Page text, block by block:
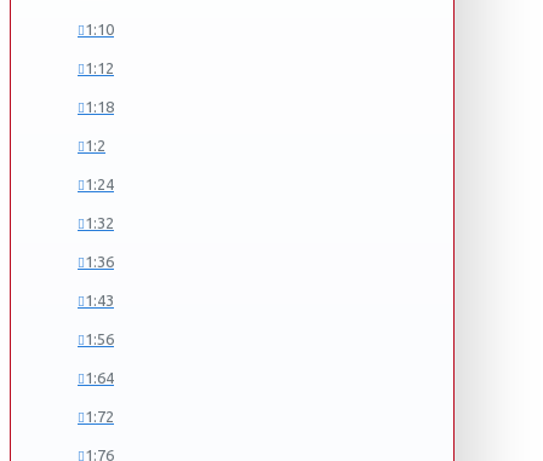
1:10
1:12
1:18
1:2
1:24
1:32
1:36
1:43
1:56
1:64
1:72
1:76